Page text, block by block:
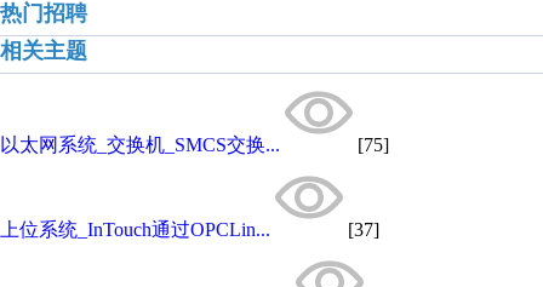
热门招聘
相关主题
以太网系统_交换机_SMCS交换... [75]
上位系统_InTouch通过OPCLin... [37]